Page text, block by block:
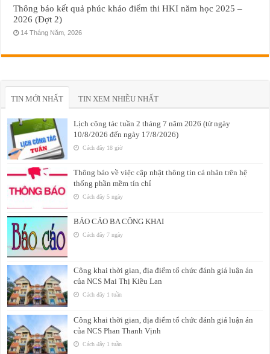
Thông báo kết quả phúc khảo điểm thi HKI năm học 2025 –
2026 (Đợt 2)
14 Tháng Năm, 2026
TIN MỚI NHẤT TIN XEM NHIỀU NHẤT
Lịch công tác tuần 2 tháng 7 năm 2026 (từ ngày
10/8/2026 đến ngày 17/8/2026)
Cách đây 18 giờ
Thông báo về việc cập nhật thông tin cá nhân trên hệ
thống phần mềm tín chỉ
Cách đây 5 ngày
BÁO CÁO BA CÔNG KHAI
Cách đây 7 ngày
Công khai thời gian, địa điểm tổ chức đánh giá luận án
của NCS Mai Thị Kiều Lan
Cách đây 1 tuần
Công khai thời gian, địa điểm tổ chức đánh giá luận án
của NCS Phan Thanh Vịnh
Cách đây 1 tuần